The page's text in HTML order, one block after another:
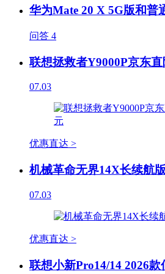
华为Mate 20 X 5G版和普
问答 4
联想拯救者Y9000P京东
07.03
优惠直达 >
机械革命无界14X长续航
07.03
优惠直达 >
联想小新Pro14/14 2026款